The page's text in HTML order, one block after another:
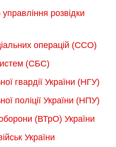
розвідки
операцій (ССО)
(СБС)
гвардії України (НГУ)
поліції України (НПУ)
(ВТрО) України
України